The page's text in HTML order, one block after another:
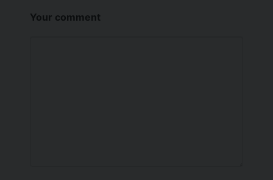
Your comment